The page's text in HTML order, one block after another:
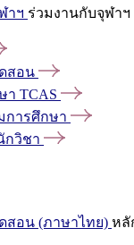
าฯ ร่วมงานกับจุฬาฯ
สอน
า TCAS
การศึกษา
กวิชา
สอน (ภาษาไทย) หลั